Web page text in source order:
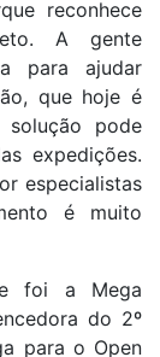
reconhece
A gente
para ajudar
que hoje é
pode
expedições.
especialistas
é muito
foi a Mega
do 2º
para o Open